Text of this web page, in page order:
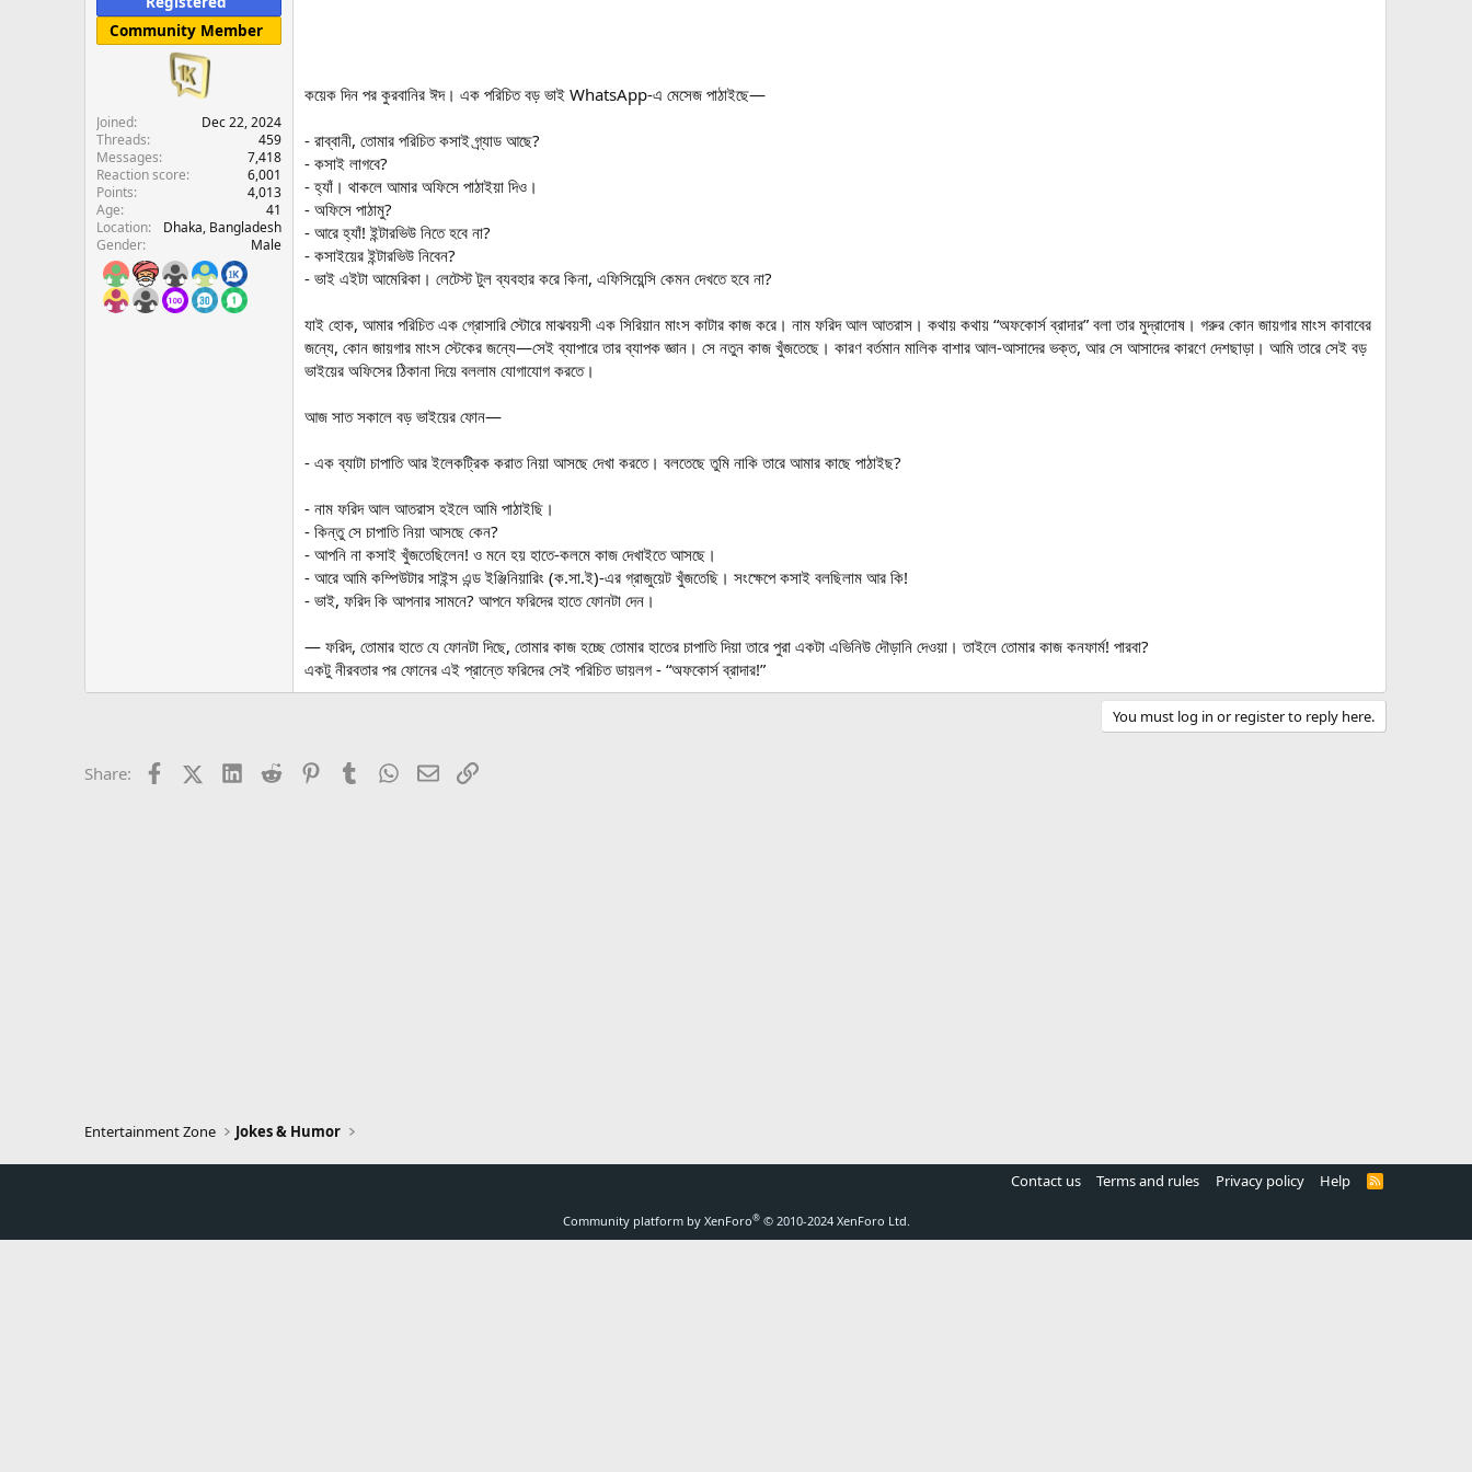
e
Community Member
Joined
Dec 22, 2024
Threads
459
Messages
7,418
Reaction score
6,001
Points
4,013
Age
41
Location
Dhaka, Bangladesh
Gender
Male
কয়েক দিন পর কুরবানির ঈদ। এক পরিচিত বড় ভাই WhatsApp-এ মেসেজ পাঠাইছে—
- রাব্বানী, তোমার পরিচিত কসাই গ্র্যাড আছে?
- কসাই লাগবে?
- হ্যাঁ। থাকলে আমার অফিসে পাঠাইয়া দিও।
- অফিসে পাঠামু?
- আরে হ্যাঁ! ইন্টারভিউ নিতে হবে না?
- কসাইয়ের ইন্টারভিউ নিবেন?
- ভাই এইটা আমেরিকা। লেটেস্ট টুল ব্যবহার করে কিনা, এফিসিয়েন্সি কেমন দেখতে হবে না?
যাই হোক, আমার পরিচিত এক গ্রোসারি স্টোরে মাঝবয়সী এক সিরিয়ান মাংস কাটার কাজ করে। নাম ফরিদ আল আতরাস। কথায় কথায় “অফকোর্স ব্রাদার” বলা তার মুদ্রাদোষ। গরুর কোন জায়গার মাংস কাবাবের
জন্যে, কোন জায়গার মাংস স্টেকের জন্যে—সেই ব্যাপারে তার ব্যাপক জ্ঞান। সে নতুন কাজ খুঁজতেছে। কারণ বর্তমান মালিক বাশার আল-আসাদের ভক্ত, আর সে আসাদের কারণে দেশছাড়া। আমি তারে সেই বড়
ভাইয়ের অফিসের ঠিকানা দিয়ে বললাম যোগাযোগ করতে।
আজ সাত সকালে বড় ভাইয়ের ফোন—
- এক ব্যাটা চাপাতি আর ইলেকট্রিক করাত নিয়া আসছে দেখা করতে। বলতেছে তুমি নাকি তারে আমার কাছে পাঠাইছ?
- নাম ফরিদ আল আতরাস হইলে আমি পাঠাইছি।
- কিন্তু সে চাপাতি নিয়া আসছে কেন?
- আপনি না কসাই খুঁজতেছিলেন! ও মনে হয় হাতে-কলমে কাজ দেখাইতে আসছে।
- আরে আমি কম্পিউটার সাইন্স এন্ড ইঞ্জিনিয়ারিং (ক.সা.ই)-এর গ্রাজুয়েট খুঁজতেছি। সংক্ষেপে কসাই বলছিলাম আর কি!
- ভাই, ফরিদ কি আপনার সামনে? আপনে ফরিদের হাতে ফোনটা দেন।
— ফরিদ, তোমার হাতে যে ফোনটা দিছে, তোমার কাজ হচ্ছে তোমার হাতের চাপাতি দিয়া তারে পুরা একটা এভিনিউ দৌড়ানি দেওয়া। তাইলে তোমার কাজ কনফার্ম! পারবা?
একটু নীরবতার পর ফোনের এই প্রান্তে ফরিদের সেই পরিচিত ডায়লগ - “অফকোর্স ব্রাদার!”
You must log in or register to reply here.
Share: FacebookX (Twitter)LinkedIn
Reddit PinterestTumblr WhatsApp
EmailLink
Entertainment Zone Jokes & Humor
Contact us Terms and rules Privacy policy Help
R
Community platform by XenForo® © 2010-2024 XenForo Ltd.